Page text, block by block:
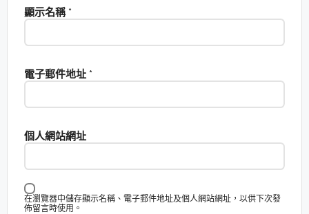
顯示名稱 *
電子郵件地址 *
個人網站網址
在瀏覽器中儲存顯示名稱、電子郵件地址及個人網站網址，以供下次發
佈留言時使用。